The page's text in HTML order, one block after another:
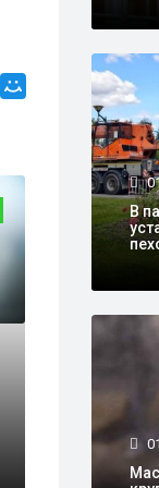
о выплате
рублей
В